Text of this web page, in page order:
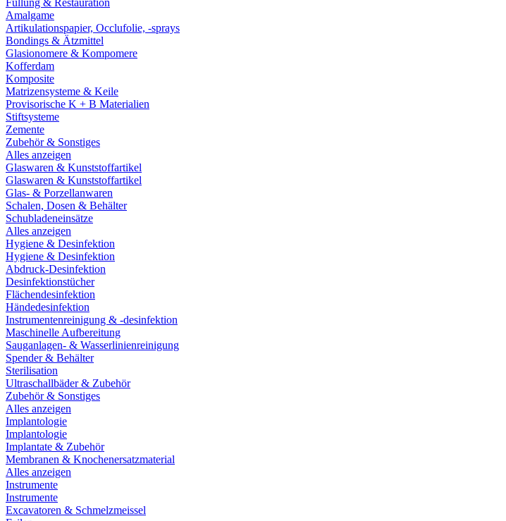
Füllung & Restauration
Amalgame
Artikulationspapier, Occlufolie, -sprays
Bondings & Ätzmittel
Glasionomere & Kompomere
Kofferdam
Komposite
Matrizensysteme & Keile
Provisorische K + B Materialien
Stiftsysteme
Zemente
Zubehör & Sonstiges
Alles anzeigen
Glaswaren & Kunststoffartikel
Glaswaren & Kunststoffartikel
Glas- & Porzellanwaren
Schalen, Dosen & Behälter
Schubladeneinsätze
Alles anzeigen
Hygiene & Desinfektion
Hygiene & Desinfektion
Abdruck-Desinfektion
Desinfektionstücher
Flächendesinfektion
Händedesinfektion
Instrumentenreinigung & -desinfektion
Maschinelle Aufbereitung
Sauganlagen- & Wasserlinienreinigung
Spender & Behälter
Sterilisation
Ultraschallbäder & Zubehör
Zubehör & Sonstiges
Alles anzeigen
Implantologie
Implantologie
Implantate & Zubehör
Membranen & Knochenersatzmaterial
Alles anzeigen
Instrumente
Instrumente
Excavatoren & Schmelzmeissel